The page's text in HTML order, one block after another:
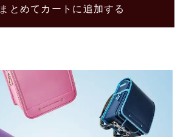
まとめてカートに追加する